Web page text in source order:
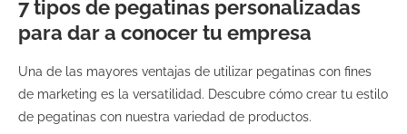
7 tipos de pegatinas personalizadas
para dar a conocer tu empresa
Una de las mayores ventajas de utilizar pegatinas con fines
de marketing es la versatilidad. Descubre cómo crear tu estilo
de pegatinas con nuestra variedad de productos.